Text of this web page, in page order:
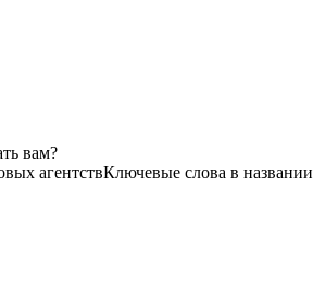
вам?
агентствКлючевые слова в